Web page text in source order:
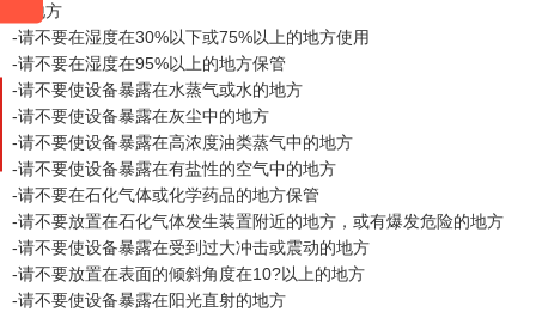
的地方
-请不要在湿度在30%以下或75%以上的地方使用
-请不要在湿度在95%以上的地方保管
-请不要使设备暴露在水蒸气或水的地方
-请不要使设备暴露在灰尘中的地方
-请不要使设备暴露在高浓度油类蒸气中的地方
-请不要使设备暴露在有盐性的空气中的地方
-请不要在石化气体或化学药品的地方保管
-请不要放置在石化气体发生装置附近的地方，或有爆发危险的地方
-请不要使设备暴露在受到过大冲击或震动的地方
-请不要放置在表面的倾斜角度在10?以上的地方
-请不要使设备暴露在阳光直射的地方